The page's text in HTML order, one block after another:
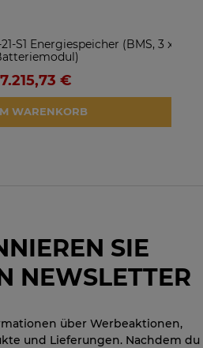
S1 Energiespeicher (BMS, 3 x
€
WARENKORB
SIE
NEWSLETTER
über Werbeaktionen,
und Lieferungen. Nachdem du